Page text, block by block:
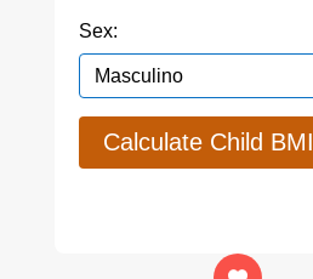
Sex:
Calculate Child BMI